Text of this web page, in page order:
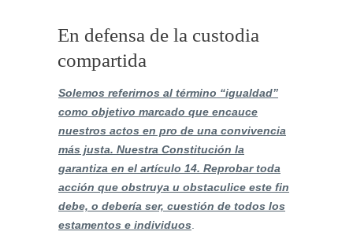
En defensa de la custodia
compartida
Solemos referirnos al término “igualdad”
como objetivo marcado que encauce
nuestros actos en pro de una convivencia
más justa. Nuestra Constitución la
garantiza en el artículo 14. Reprobar toda
acción que obstruya u obstaculice este fin
debe, o debería ser, cuestión de todos los
estamentos e individuos